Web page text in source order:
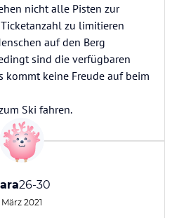
nicht alle Pisten zur
zu limitieren
auf den Berg
sind die verfügbaren
kommt keine Freude auf beim
Ski fahren.
26-30
März 2021